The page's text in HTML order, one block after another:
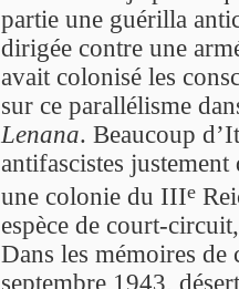
partie une guérilla
dirigée contre une
avait colonisé les
sur ce parallélisme
Lenana. Beaucoup
antifascistes
une colonie du IIIe
espèce de court-
Dans les mémoires de
septembre 1943,